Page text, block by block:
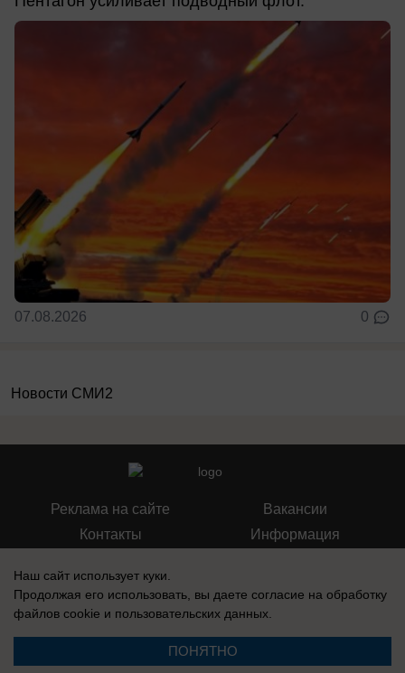
07.08.2026 0
Новости СМИ2
Реклама на сайте
Контакты
Вакансии
Информация
службой по надзору в сфере связи, информационных технологий и
массовых коммуникаций (Роскомнадзор) 12 июля 2019 г.
Наш сайт использует куки.
Продолжая его использовать, вы даете согласие на обработку
файлов cookie и пользовательских данных.
ПОНЯТНО